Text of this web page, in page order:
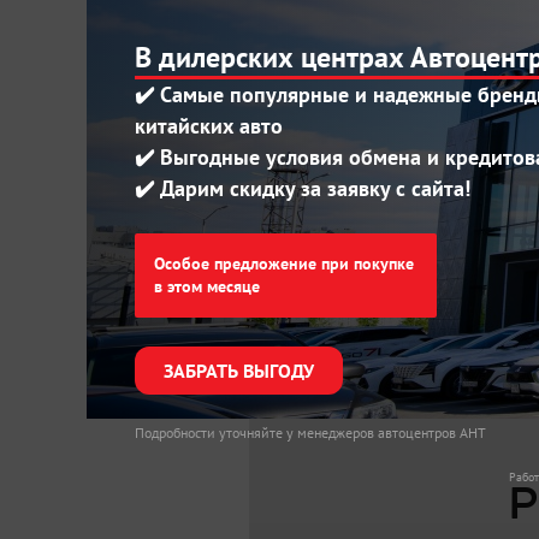
Проверка истории
Оформление полного пакета
Экономия вашего времени и
Вы можете
телефону
+7
В дилерских центрах
✔️ Самые популярные и надежные
китайских авто
✔️ Выгодные условия обмена и
✔️ Дарим скидку за заявку с сайта!
Особое предложение при покупке
в этом месяце
ЗАБРАТЬ ВЫГОДУ
Подробности уточняйте у менеджеров автоцентров АНТ